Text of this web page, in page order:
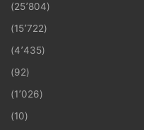
(25٬804)
(15٬722)
(4٬435)
(92)
(1٬026)
(10)